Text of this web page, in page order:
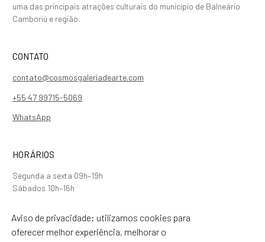
uma das principais atrações culturais do município de Balneário
Camboriú e região.
CONTATO
contato@cosmosgaleriadearte.com
+55 47 99715-5069
WhatsApp
HORÁRIOS
Segunda a sexta 09h–19h
Sábados 10h–16h
SIGA NOSSAS REDES
Aviso de privacidade: utilizamos cookies para
oferecer melhor experiência, melhorar o